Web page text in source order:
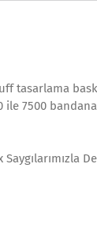
tasarlama
7500